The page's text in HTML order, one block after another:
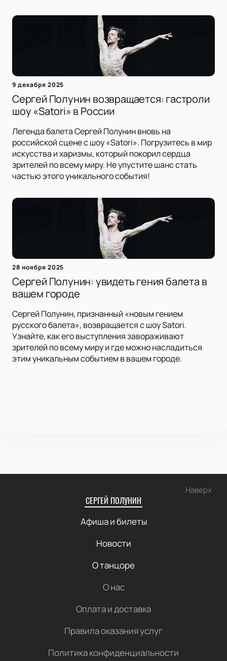
9 декабря 2025
Сергей Полунин возвращается: гастроли
шоу «Satori» в России
Легенда балета Сергей Полунин вновь на
российской сцене с шоу «Satori». Погрузитесь в мир
искусства и харизмы, который покорил сердца
зрителей по всему миру. Не упустите шанс стать
частью этого уникального события!
28 ноября 2025
Сергей Полунин: увидеть гения балета в
вашем городе
Сергей Полунин, признанный «новым гением
русского балета», возвращается с шоу Satori.
Узнайте, как его выступления завораживают
зрителей по всему миру и где можно насладиться
этим уникальным событием в вашем городе.
Наверх
СЕРГЕЙ ПОЛУНИН
Афиша и билеты
Новости
О танцоре
О нас
Оплата и доставка
Правила оказания услуг
Политика конфиденциальности